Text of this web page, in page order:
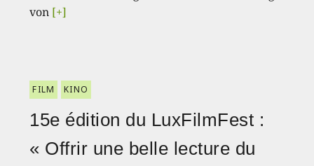
von [+]
FILM KINO
15e édition du LuxFilmFest :
« Offrir une belle lecture du